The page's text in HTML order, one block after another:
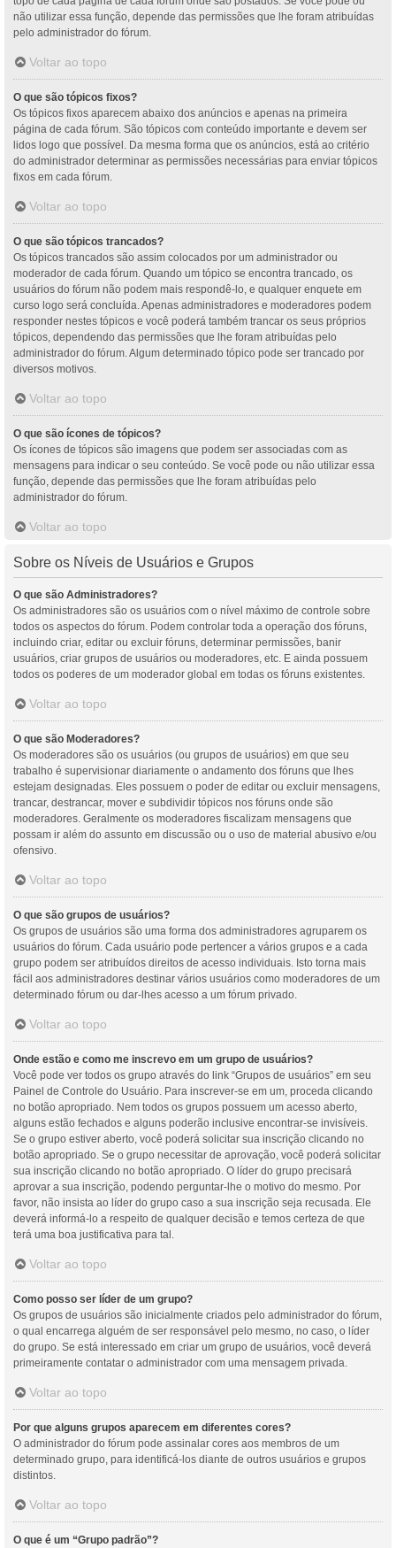
não utilizar essa função, depende das permissões que lhe foram atribuídas
pelo administrador do fórum.
Voltar ao topo
O que são tópicos fixos?
Os tópicos fixos aparecem abaixo dos anúncios e apenas na primeira
página de cada fórum. São tópicos com conteúdo importante e devem ser
lidos logo que possível. Da mesma forma que os anúncios, está ao critério
do administrador determinar as permissões necessárias para enviar tópicos
fixos em cada fórum.
Voltar ao topo
O que são tópicos trancados?
Os tópicos trancados são assim colocados por um administrador ou
moderador de cada fórum. Quando um tópico se encontra trancado, os
usuários do fórum não podem mais respondê-lo, e qualquer enquete em
curso logo será concluída. Apenas administradores e moderadores podem
responder nestes tópicos e você poderá também trancar os seus próprios
tópicos, dependendo das permissões que lhe foram atribuídas pelo
administrador do fórum. Algum determinado tópico pode ser trancado por
diversos motivos.
Voltar ao topo
O que são ícones de tópicos?
Os ícones de tópicos são imagens que podem ser associadas com as
mensagens para indicar o seu conteúdo. Se você pode ou não utilizar essa
função, depende das permissões que lhe foram atribuídas pelo
administrador do fórum.
Voltar ao topo
Sobre os Níveis de Usuários e Grupos
O que são Administradores?
Os administradores são os usuários com o nível máximo de controle sobre
todos os aspectos do fórum. Podem controlar toda a operação dos fóruns,
incluindo criar, editar ou excluir fóruns, determinar permissões, banir
usuários, criar grupos de usuários ou moderadores, etc. E ainda possuem
todos os poderes de um moderador global em todas os fóruns existentes.
Voltar ao topo
O que são Moderadores?
Os moderadores são os usuários (ou grupos de usuários) em que seu
trabalho é supervisionar diariamente o andamento dos fóruns que lhes
estejam designadas. Eles possuem o poder de editar ou excluir mensagens,
trancar, destrancar, mover e subdividir tópicos nos fóruns onde são
moderadores. Geralmente os moderadores fiscalizam mensagens que
possam ir além do assunto em discussão ou o uso de material abusivo e/ou
ofensivo.
Voltar ao topo
O que são grupos de usuários?
Os grupos de usuários são uma forma dos administradores agruparem os
usuários do fórum. Cada usuário pode pertencer a vários grupos e a cada
grupo podem ser atribuídos direitos de acesso individuais. Isto torna mais
fácil aos administradores destinar vários usuários como moderadores de um
determinado fórum ou dar-lhes acesso a um fórum privado.
Voltar ao topo
Onde estão e como me inscrevo em um grupo de usuários?
Você pode ver todos os grupo através do link “Grupos de usuários” em seu
Painel de Controle do Usuário. Para inscrever-se em um, proceda clicando
no botão apropriado. Nem todos os grupos possuem um acesso aberto,
alguns estão fechados e alguns poderão inclusive encontrar-se invisíveis.
Se o grupo estiver aberto, você poderá solicitar sua inscrição clicando no
botão apropriado. Se o grupo necessitar de aprovação, você poderá solicitar
sua inscrição clicando no botão apropriado. O líder do grupo precisará
aprovar a sua inscrição, podendo perguntar-lhe o motivo do mesmo. Por
favor, não insista ao líder do grupo caso a sua inscrição seja recusada. Ele
deverá informá-lo a respeito de qualquer decisão e temos certeza de que
terá uma boa justificativa para tal.
Voltar ao topo
Como posso ser líder de um grupo?
Os grupos de usuários são inicialmente criados pelo administrador do fórum,
o qual encarrega alguém de ser responsável pelo mesmo, no caso, o líder
do grupo. Se está interessado em criar um grupo de usuários, você deverá
primeiramente contatar o administrador com uma mensagem privada.
Voltar ao topo
Por que alguns grupos aparecem em diferentes cores?
O administrador do fórum pode assinalar cores aos membros de um
determinado grupo, para identificá-los diante de outros usuários e grupos
distintos.
Voltar ao topo
O que é um “Grupo padrão”?